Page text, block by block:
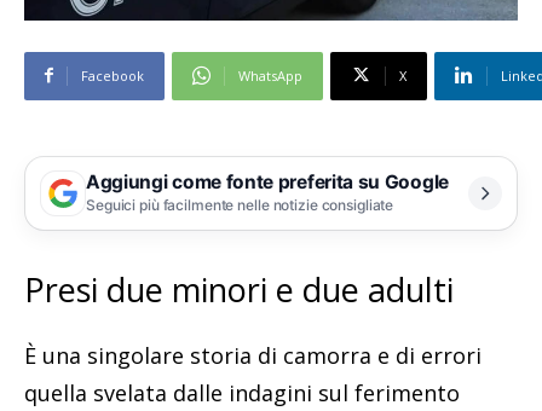
Facebook WhatsApp X
Aggiungi come fonte preferita su Google
Seguici più facilmente nelle notizie consigliate
Presi due minori e due adulti
È una singolare storia di camorra e di errori
quella svelata dalle indagini sul ferimento